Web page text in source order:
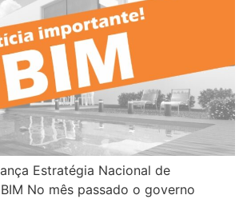
Estratégia Nacional de
No mês passado o governo